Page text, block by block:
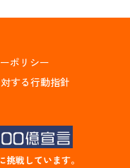
ポリシー
する行動指針
戦しています。